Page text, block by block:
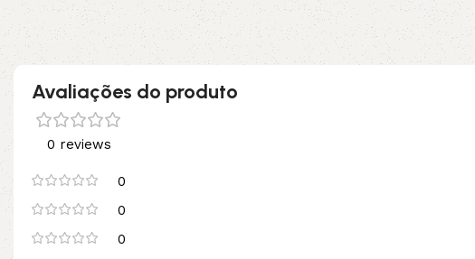
Avaliações do produto
0 reviews
0
0
0